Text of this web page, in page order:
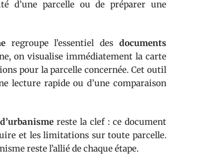
d’une parcelle ou de préparer une
regroupe l’essentiel desdocuments
on visualise immédiatement la carte
pour la parcelle concernée. Cet outil
lecture rapide ou d’une comparaison
reste la clef : ce document
et les limitations sur toute parcelle.
reste l’allié de chaque étape.